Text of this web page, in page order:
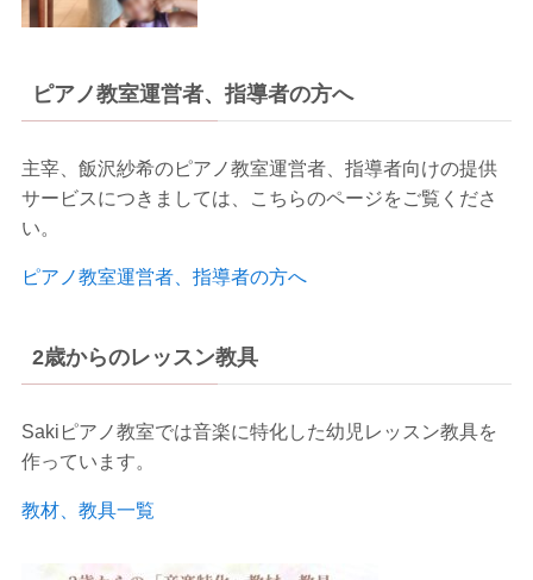
ピアノ教室運営者、指導者の方へ
主宰、飯沢紗希のピアノ教室運営者、指導者向けの提供
サービスにつきましては、こちらのページをご覧くださ
い。
ピアノ教室運営者、指導者の方へ
2歳からのレッスン教具
Sakiピアノ教室では音楽に特化した幼児レッスン教具を
作っています。
教材、教具一覧